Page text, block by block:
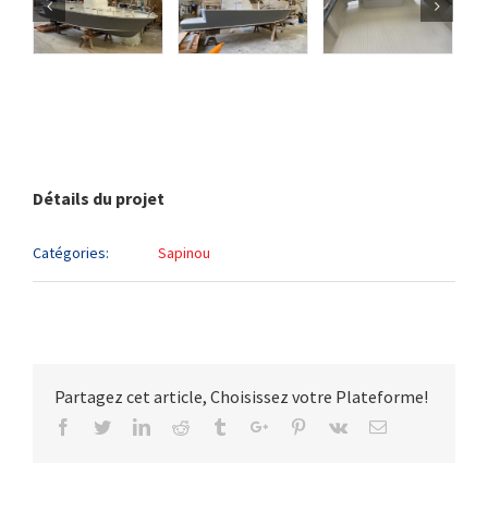
Détails du projet
Catégories: Sapinou
Partagez cet article, Choisissez votre Plateforme!
Facebook
TwitterLinkedinReddit TumblrGoogle+Pinterest
Vk Email